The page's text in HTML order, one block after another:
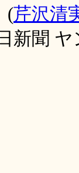
(芹沢清
新聞 ヤ